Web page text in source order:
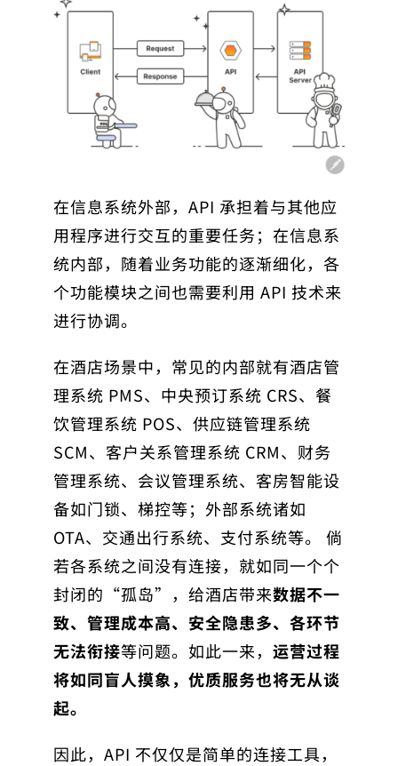
在信息系统外部，API 承担着与其他应
用程序进行交互的重要任务；在信息系
统内部，随着业务功能的逐渐细化，各
个功能模块之间也需要利用 API 技术来
进行协调。
在酒店场景中，常见的内部就有酒店管
理系统 PMS、中央预订系统 CRS、餐
饮管理系统 POS、供应链管理系统
SCM、客户关系管理系统 CRM、财务
管理系统、会议管理系统、客房智能设
备如门锁、梯控等；外部系统诸如
OTA、交通出行系统、支付系统等。 倘
若各系统之间没有连接，就如同一个个
封闭的“孤岛”，给酒店带来数据不一
致、管理成本高、安全隐患多、各环节
无法衔接等问题。如此一来， 运营过程
将如同盲人摸象，优质服务也将无从谈
起。
因此，API 不仅仅是简单的连接工具，